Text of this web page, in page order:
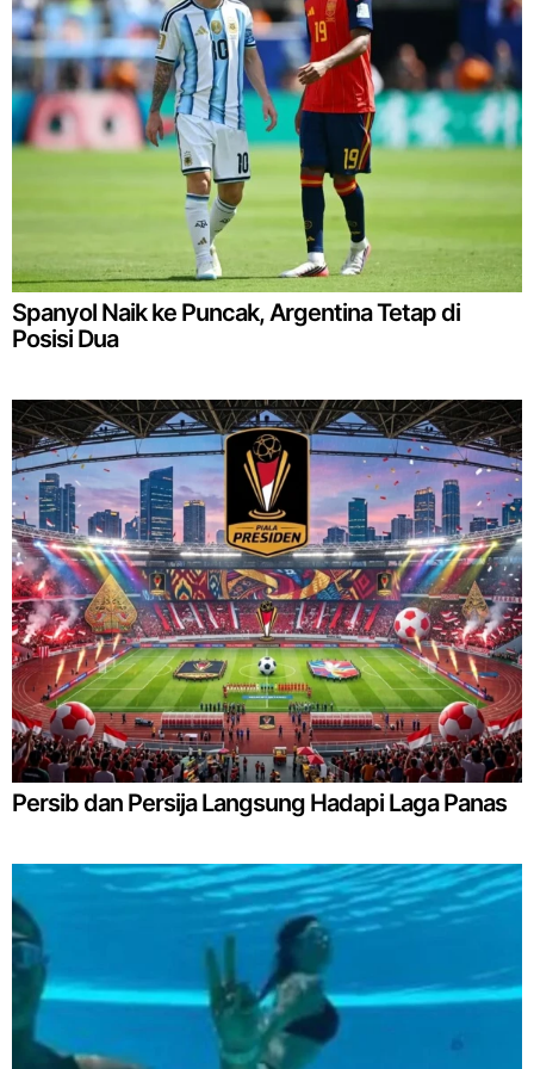
Spanyol Naik ke Puncak, Argentina Tetap di
Posisi Dua
Persib dan Persija Langsung Hadapi Laga Panas